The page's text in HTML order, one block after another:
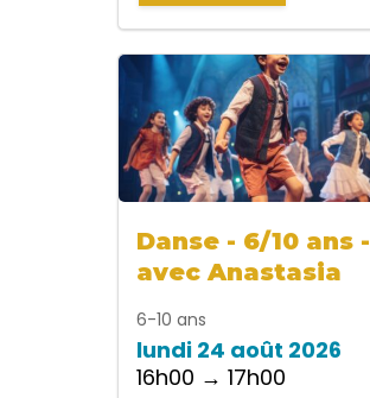
Danse - 6/10 ans -
avec Anastasia
6-10 ans
lundi 24 août 2026
16h00 → 17h00